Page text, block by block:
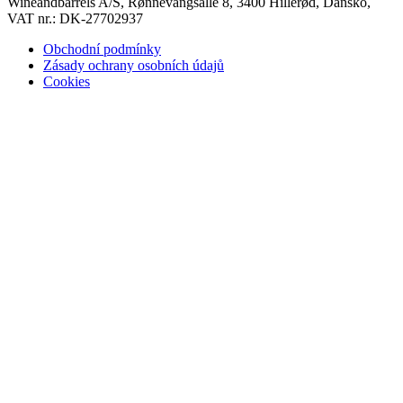
VAT nr.: DK-27702937
Obchodní podmínky
Zásady ochrany osobních údajů
Cookies